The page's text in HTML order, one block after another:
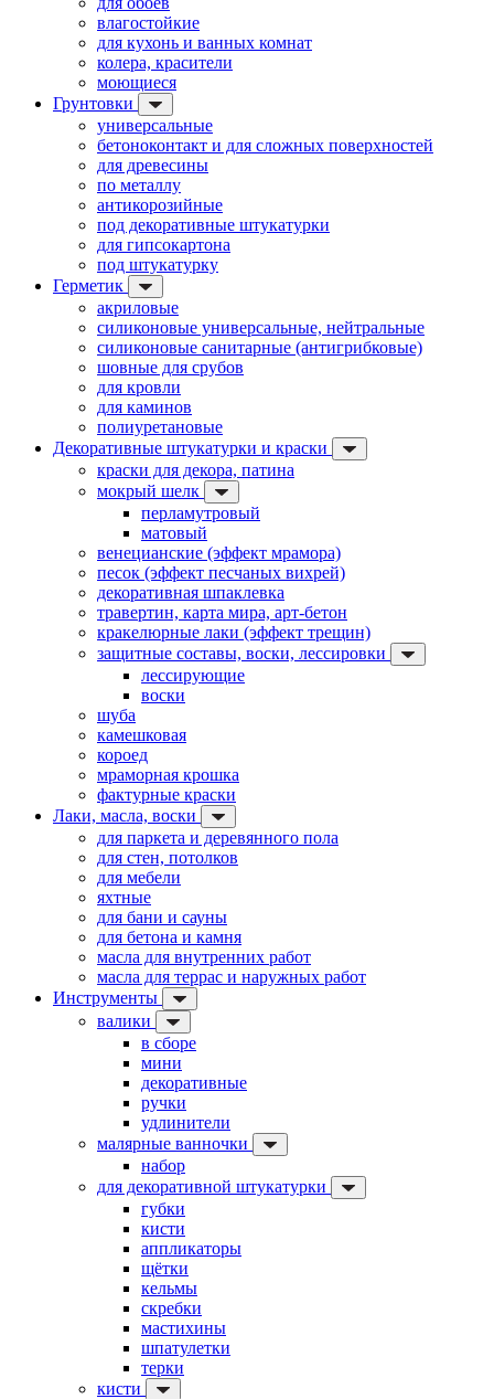
влагостойкие
для кухонь и ванных комнат
колера, красители
моющиеся
Грунтовки
универсальные
бетоноконтакт и для сложных поверхностей
для древесины
по металлу
антикорозийные
под декоративные штукатурки
для гипсокартона
под штукатурку
Герметик
акриловые
силиконовые универсальные, нейтральные
силиконовые санитарные (антигрибковые)
шовные для срубов
для кровли
для каминов
полиуретановые
Декоративные штукатурки и краски
краски для декора, патина
мокрый шелк
перламутровый
матовый
венецианские (эффект мрамора)
песок (эффект песчаных вихрей)
декоративная шпаклевка
травертин, карта мира, арт-бетон
кракелюрные лаки (эффект трещин)
защитные составы, воски, лессировки
лессирующие
воски
шуба
камешковая
короед
мраморная крошка
фактурные краски
Лаки, масла, воски
для паркета и деревянного пола
для стен, потолков
для мебели
яхтные
для бани и сауны
для бетона и камня
масла для внутренних работ
масла для террас и наружных работ
Инструменты
валики
в сборе
мини
декоративные
ручки
удлинители
малярные ванночки
набор
для декоративной штукатурки
губки
кисти
аппликаторы
щётки
кельмы
скребки
мастихины
шпатулетки
терки
кисти